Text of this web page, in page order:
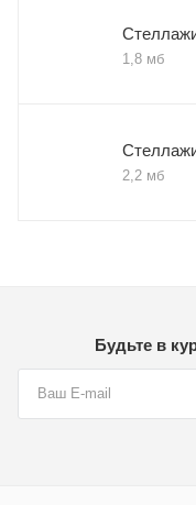
1,8 мб
2,2 мб
Будьте в